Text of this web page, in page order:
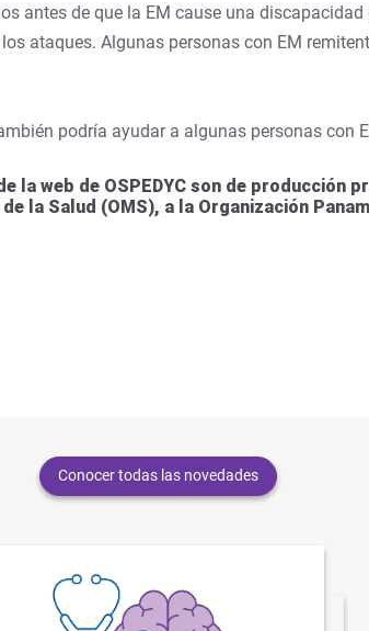
antes de que la EM cause una
ataques. Algunas personas con EM
podría ayudar a algunas personas con
la web de OSPEDYC son de producción
la Salud (OMS), a la Organización
Conocer todas las novedades